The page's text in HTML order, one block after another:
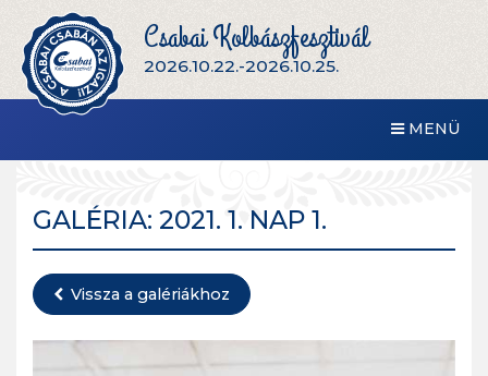
Csabai Kolbászfesztivál
2026.10.22.-2026.10.25.
MENÜ
GALÉRIA: 2021. 1. NAP 1.
Vissza a galériákhoz